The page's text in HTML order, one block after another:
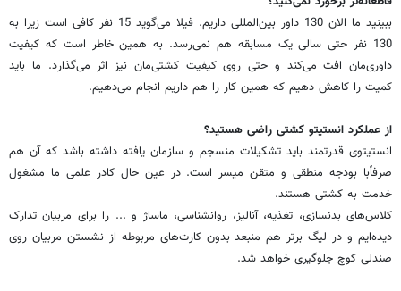
ببینید ما الان 130 داور بین‌المللی داریم. فیلا می‌گوید 15 نفر کافی است زیرا به
130 نفر حتی سالی یک مسابقه هم نمی‌رسد. به همین خاطر است که کیفیت
داوری‌مان افت می‌کند و حتی روی کیفیت کشتی‌مان نیز اثر می‌گذارد. ما باید
کمیت را کاهش دهیم که همین کار را هم داریم انجام می‌دهیم.
از عملکرد انستیتو کشتی راضی هستید؟
انستیتوی قدرتمند باید تشکیلات منسجم و سازمان یافته داشته باشد که آن هم
صرفاً‌با بودجه منطقی و متقن میسر است. در عین حال کادر علمی ما مشغول
خدمت به کشتی هستند.
کلاس‌های بدنسازی، تغذیه، آنالیز، روانشناسی، ماساژ و ... را برای مربیان تدارک
دیده‌ایم و در لیگ برتر هم منبعد بدون کارت‌های مربوطه از نشستن مربیان روی
صندلی کوچ جلوگیری خواهد شد.